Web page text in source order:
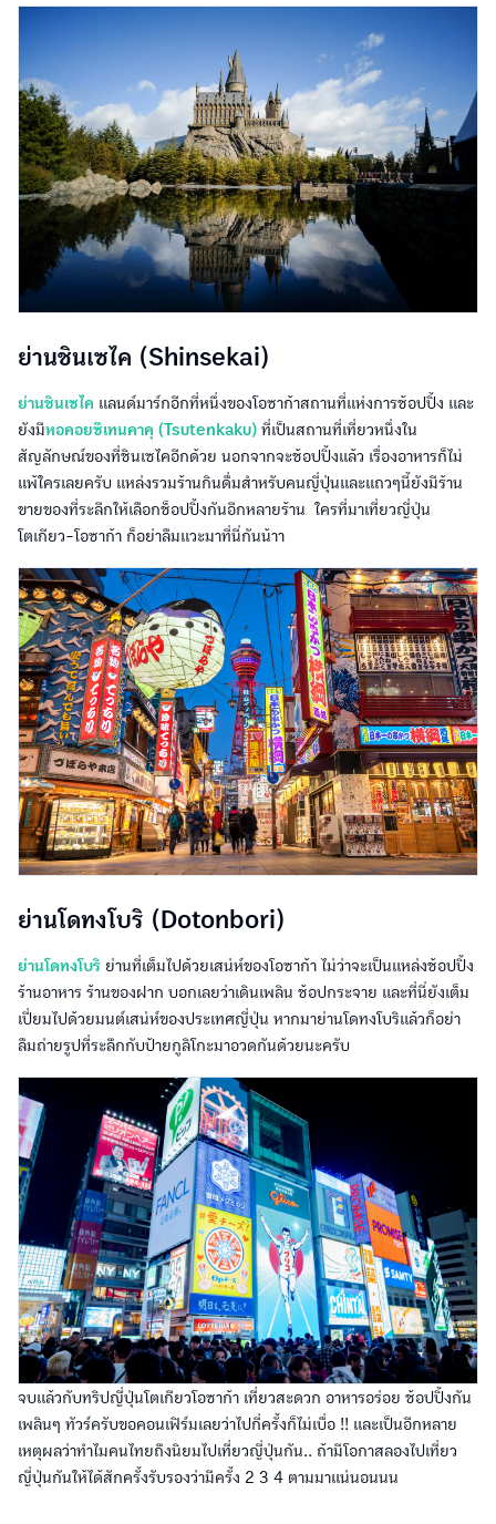
ย่านชินเซไค (Shinsekai)
ย่านชินเซไค แลนด์มาร์กอีกที่หนึ่งของโอซาก้าสถานที่แห่งการช้อปปิ้ง และ
ยังมีหอคอยซึเทนคาคุ (Tsutenkaku)ที่เป็นสถานที่เที่ยวหนึ่งใน
สัญลักษณ์ของที่ชินเซไคอีกด้วย นอกจากจะช้อปปิ้งแล้ว เรื่องอาหารก็ไม่
ขายของที่ระลีกให้เลือกช็อปปิ้งกันอีกหลายร้าน ใครที่มาเที่ยวญี่ปุ่น
ย่านโดทงโบริ (Dotonbori)
ย่านโดทงโบริย่านที่เต็มไปด้วยเสน่ห์ของโอซาก้า ไม่ว่าจะเป็นแหล่งช้อปปิ้ง
ร้านอาหาร ร้านของฝาก บอกเลยว่าเดินเพลิน ช้อปกระจาย และที่นี่ยังเต็ม
เปี่ยมไปด้วยมนต์เสน่ห์ของประเทศญี่ปุ่น หากมาย่านโดทงโบริแล้วก็อย่า
จบแล้วกับทริปญี่ปุ่นโตเกียวโอซาก้า เที่ยวสะดวก อาหารอร่อย ช้อปปิ้งกัน
เพลินๆ ทัวร์ครับขอคอนเฟิร์มเลยว่าไปกี่ครั้งก็ไม่เบื่อ !! และเป็นอีกหลาย
เหตุผลว่าทำไมคนไทยถึงนิยมไปเที่ยวญี่ปุ่นกัน.. ถ้ามีโอกาสลองไปเที่ยว
ญี่ปุ่นกันให้ได้สักครั้งรับรองว่ามีครั้ง 2 3 4 ตามมาแน่นอนนน
อ่านต่อ : 7 ร้านอาหาร โอซาก้า ถูก และ ดี ไปเที่ยวโอซาก้
าต้องลอง!